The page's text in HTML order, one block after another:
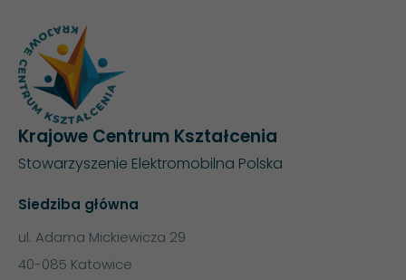
Krajowe Centrum Kształcenia
Stowarzyszenie Elektromobilna Polska
Siedziba główna
ul. Adama Mickiewicza 29
40-085 Katowice